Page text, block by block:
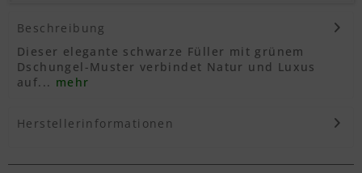
Beschreibung
Dieser elegante schwarze Füller mit grünem
Dschungel-Muster verbindet Natur und Luxus
auf... mehr
Herstellerinformationen